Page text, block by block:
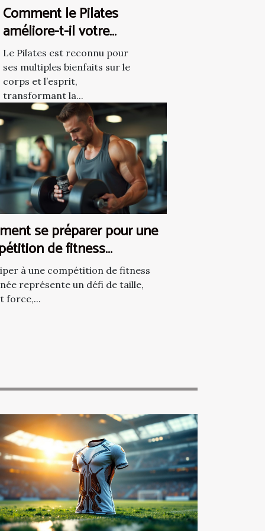
se préparer pour une
de fitness
?
à une compétition de fitness
représente un défi de taille,
force,...
Comment le Pilates
améliore-t-il votre
bien-être quotidien ?
Le Pilates est reconnu pour
ses multiples bienfaits sur le
corps et l’esprit,
transformant la...